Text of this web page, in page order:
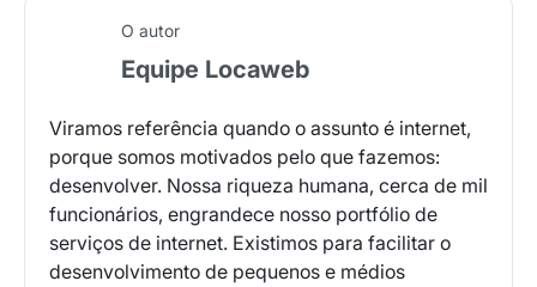
O autor
Equipe Locaweb
Viramos referência quando o assunto é internet,
porque somos motivados pelo que fazemos:
desenvolver. Nossa riqueza humana, cerca de mil
funcionários, engrandece nosso portfólio de
serviços de internet. Existimos para facilitar o
desenvolvimento de pequenos e médios